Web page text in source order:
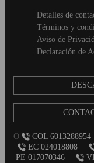
SecondaryDetalles de
Términos y
Aviso de
Declaración de
O COL 6013288954
EC 024018808
PE 017070346